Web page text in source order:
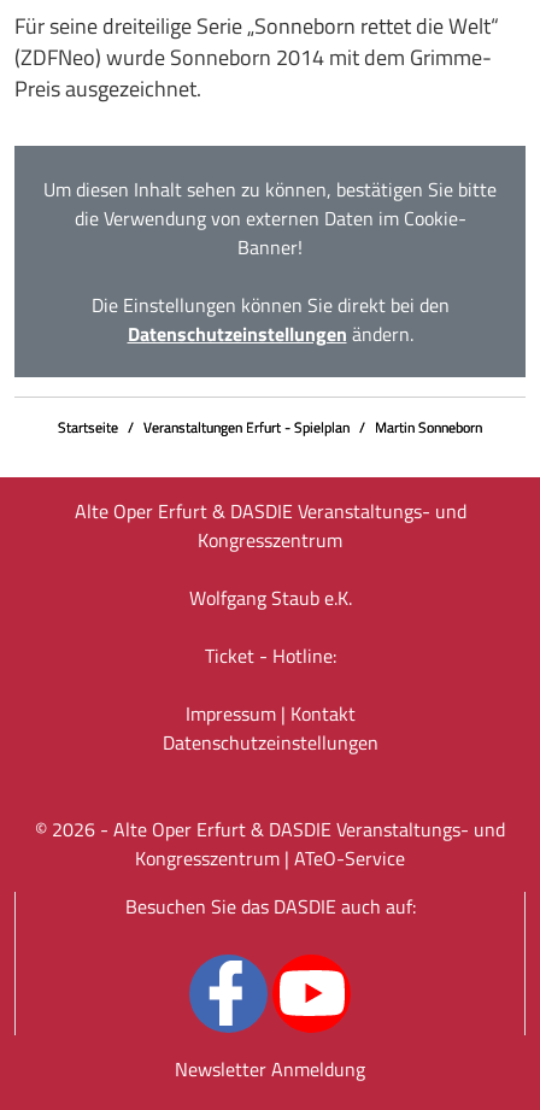
Um diesen Inhalt sehen zu können, bestätigen Sie bitte
die Verwendung von externen Daten im Cookie-
Banner!
Die Einstellungen können Sie direkt bei den
Datenschutzeinstellungen ändern.
Für seine dreiteilige Serie „Sonneborn rettet die Welt“
(ZDFNeo) wurde Sonneborn 2014 mit dem Grimme-
Preis ausgezeichnet.
Startseite Veranstaltungen Erfurt - Spielplan Martin Sonneborn
Alte Oper Erfurt & DASDIE Veranstaltungs- und
Kongresszentrum
Wolfgang Staub e.K.
Ticket - Hotline:
Impressum| Kontakt
Datenschutz­einstellungen
© 2026 - Alte Oper Erfurt & DASDIE Veranstaltungs- und
Kongresszentrum | ATeO-Service
Besuchen Sie das DASDIE auch auf:
Newsletter Anmeldung